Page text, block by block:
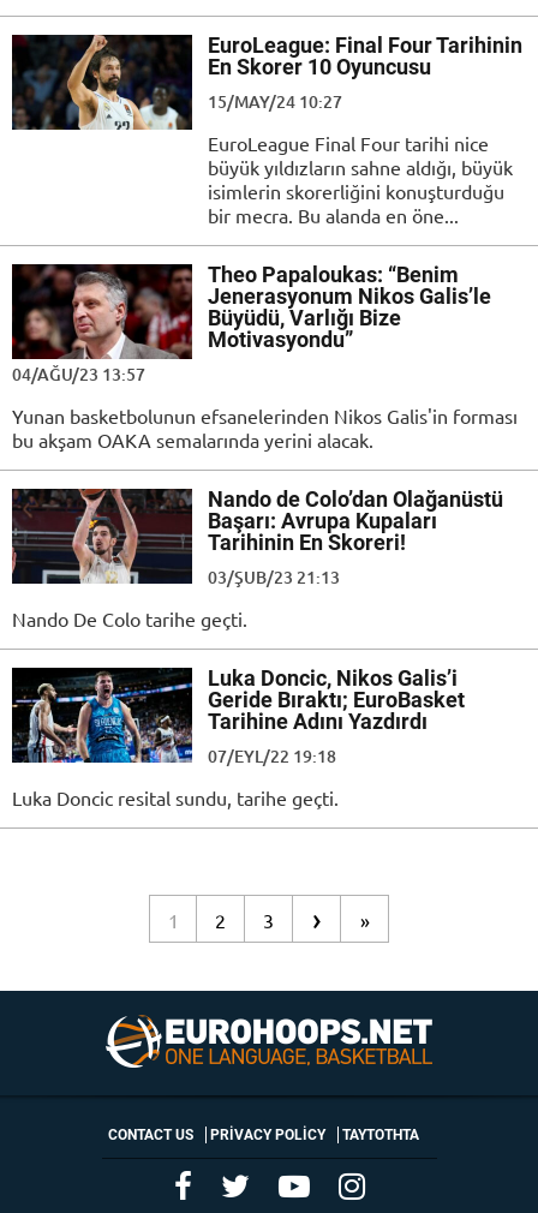
EuroLeague: Final Four Tarihinin
En Skorer 10 Oyuncusu
15/MAY/24 10:27
EuroLeague Final Four tarihi nice
büyük yıldızların sahne aldığı, büyük
isimlerin skorerliğini konuşturduğu
bir mecra. Bu alanda en öne...
Theo Papaloukas: “Benim
Jenerasyonum Nikos Galis’le
Büyüdü, Varlığı Bize
Motivasyondu”
04/AĞU/23 13:57
Yunan basketbolunun efsanelerinden Nikos Galis'in forması
bu akşam OAKA semalarında yerini alacak.
Nando de Colo’dan Olağanüstü
Başarı: Avrupa Kupaları
Tarihinin En Skoreri!
03/ŞUB/23 21:13
Nando De Colo tarihe geçti.
Luka Doncic, Nikos Galis’i
Geride Bıraktı; EuroBasket
Tarihine Adını Yazdırdı
07/EYL/22 19:18
Luka Doncic resital sundu, tarihe geçti.
1 2 3 › »
CONTACT US PRIVACY POLICY ΤΑΥΤΟΤΗΤΑ